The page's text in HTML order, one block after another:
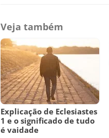
Veja também
Explicação de Eclesiastes
1 e o significado de tudo
é vaidade